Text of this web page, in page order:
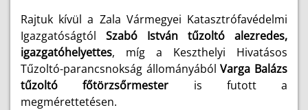
Rajtuk kívül a Zala Vármegyei Katasztrófavédelmi
Igazgatóságtól Szabó István tűzoltó alezredes,
igazgatóhelyettes, míg a Keszthelyi Hivatásos
Tűzoltó-parancsnokság állományábólVarga Balázs
tűzoltó főtörzsőrmester is futott a
megmérettetésen.